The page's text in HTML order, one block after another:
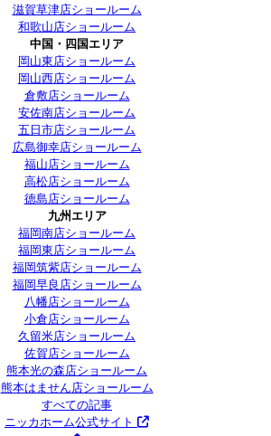
滋賀草津店ショールーム
和歌山店ショールーム
中国・四国エリア
岡山東店ショールーム
岡山西店ショールーム
倉敷店ショールーム
安佐南店ショールーム
五日市店ショールーム
広島御幸店ショールーム
福山店ショールーム
高松店ショールーム
徳島店ショールーム
九州エリア
福岡南店ショールーム
福岡東店ショールーム
福岡筑紫店ショールーム
福岡早良店ショールーム
八幡店ショールーム
小倉店ショールーム
久留米店ショールーム
佐賀店ショールーム
熊本光の森店ショールーム
熊本はません店ショールーム
すべての記事
ニッカホーム公式サイト